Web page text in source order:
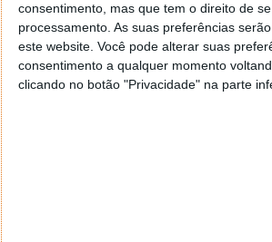
consentimento, mas que tem o direito de
processamento. As suas preferências
este website. Você pode alterar suas
consentimento a qualquer momento
clicando no botão "Privacidade" na parte